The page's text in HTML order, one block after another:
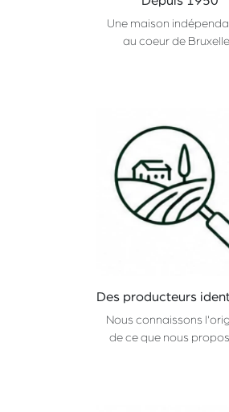
Une maison
au coeur de
Des producteurs
Nous connaissons
de ce que nous